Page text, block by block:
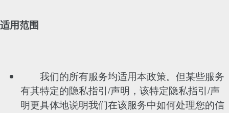
适用范围
我们的所有服务均适用本政策。但某些服务
有其特定的隐私指引/声明，该特定隐私指引/声
明更具体地说明我们在该服务中如何处理您的信